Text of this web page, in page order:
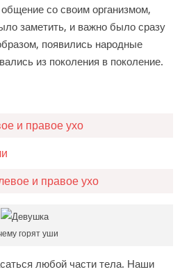
со своим организмом,
заметить, и важно было сразу
появились народные
из поколения в поколение.
и правое ухо
и правое ухо
горят уши
любой части тела. Наши